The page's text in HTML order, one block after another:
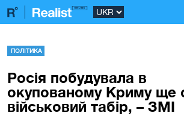
ПОЛІТИКА
Росія побудувала в
окупованому Криму ще
військовий табір, – ЗМІ